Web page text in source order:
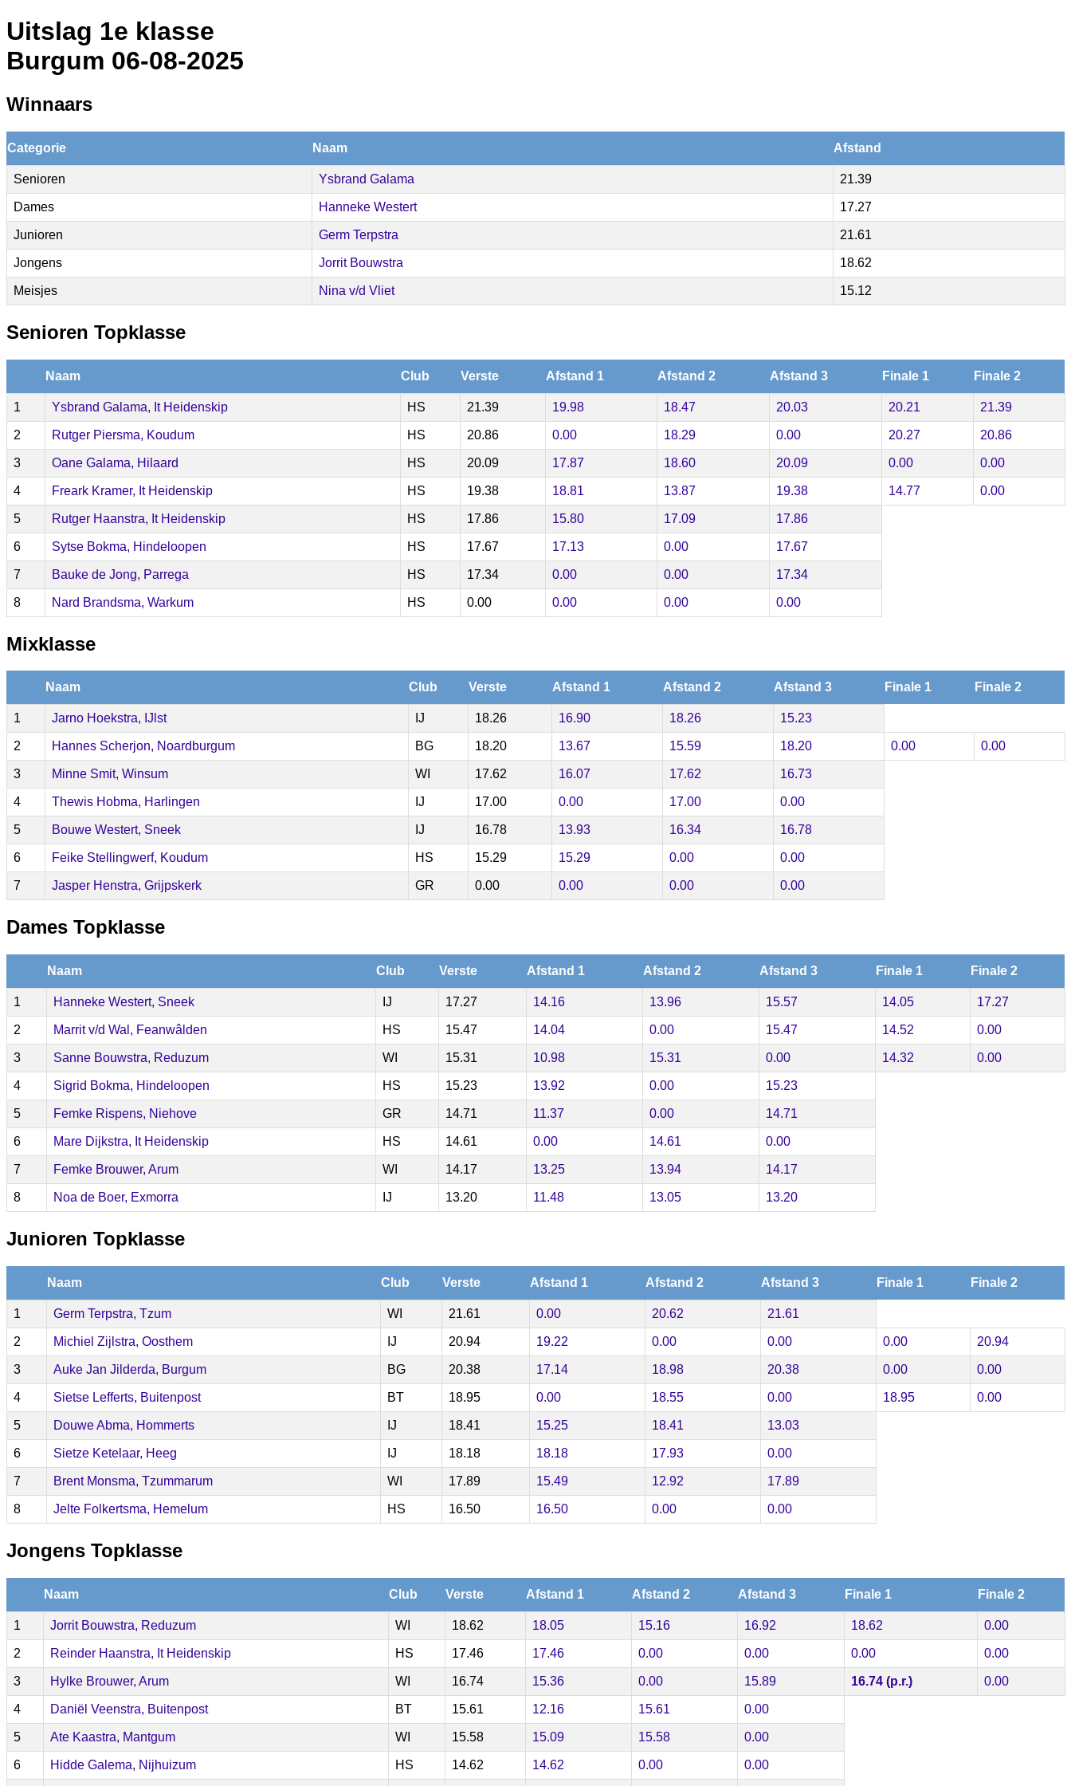
Uitslag 1e klasse
Burgum 06-08-2025
Winnaars
Categorie Naam Afstand
Senioren Ysbrand Galama 21.39
Dames Hanneke Westert 17.27
Junioren Germ Terpstra 21.61
Jongens Jorrit Bouwstra 18.62
Meisjes Nina v/d Vliet 15.12
Senioren Topklasse
Naam Club Verste Afstand 1 Afstand 2 Afstand 3 Finale 1 Finale 2
1 Ysbrand Galama, It Heidenskip HS 21.39 19.98 18.47 20.03 20.21 21.39
2 Rutger Piersma, Koudum HS 20.86 0.00 18.29 0.00 20.27 20.86
3 Oane Galama, Hilaard HS 20.09 17.87 18.60 20.09 0.00 0.00
4 Freark Kramer, It Heidenskip HS 19.38 18.81 13.87 19.38 14.77 0.00
5 Rutger Haanstra, It Heidenskip HS 17.86 15.80 17.09 17.86
6 Sytse Bokma, Hindeloopen HS 17.67 17.13 0.00 17.67
7 Bauke de Jong, Parrega HS 17.34 0.00 0.00 17.34
8 Nard Brandsma, Warkum HS 0.00 0.00 0.00 0.00
Mixklasse
Naam Club Verste Afstand 1 Afstand 2 Afstand 3 Finale 1 Finale 2
1 Jarno Hoekstra, IJlst IJ 18.26 16.90 18.26 15.23
2 Hannes Scherjon, Noardburgum BG 18.20 13.67 15.59 18.20 0.00 0.00
3 Minne Smit, Winsum WI 17.62 16.07 17.62 16.73
4 Thewis Hobma, Harlingen IJ 17.00 0.00 17.00 0.00
5 Bouwe Westert, Sneek IJ 16.78 13.93 16.34 16.78
6 Feike Stellingwerf, Koudum HS 15.29 15.29 0.00 0.00
7 Jasper Henstra, Grijpskerk GR 0.00 0.00 0.00 0.00
Dames Topklasse
Naam Club Verste Afstand 1 Afstand 2 Afstand 3 Finale 1 Finale 2
1 Hanneke Westert, Sneek IJ 17.27 14.16 13.96 15.57 14.05 17.27
2 Marrit v/d Wal, Feanwâlden HS 15.47 14.04 0.00 15.47 14.52 0.00
3 Sanne Bouwstra, Reduzum WI 15.31 10.98 15.31 0.00 14.32 0.00
4 Sigrid Bokma, Hindeloopen HS 15.23 13.92 0.00 15.23
5 Femke Rispens, Niehove GR 14.71 11.37 0.00 14.71
6 Mare Dijkstra, It Heidenskip HS 14.61 0.00 14.61 0.00
7 Femke Brouwer, Arum WI 14.17 13.25 13.94 14.17
8 Noa de Boer, Exmorra IJ 13.20 11.48 13.05 13.20
Junioren Topklasse
Naam Club Verste Afstand 1 Afstand 2 Afstand 3 Finale 1 Finale 2
1 Germ Terpstra, Tzum WI 21.61 0.00 20.62 21.61
2 Michiel Zijlstra, Oosthem IJ 20.94 19.22 0.00 0.00 0.00 20.94
3 Auke Jan Jilderda, Burgum BG 20.38 17.14 18.98 20.38 0.00 0.00
4 Sietse Lefferts, Buitenpost BT 18.95 0.00 18.55 0.00 18.95 0.00
5 Douwe Abma, Hommerts IJ 18.41 15.25 18.41 13.03
6 Sietze Ketelaar, Heeg IJ 18.18 18.18 17.93 0.00
7 Brent Monsma, Tzummarum WI 17.89 15.49 12.92 17.89
8 Jelte Folkertsma, Hemelum HS 16.50 16.50 0.00 0.00
Jongens Topklasse
Naam Club Verste Afstand 1 Afstand 2 Afstand 3 Finale 1 Finale 2
1 Jorrit Bouwstra, Reduzum WI 18.62 18.05 15.16 16.92 18.62 0.00
2 Reinder Haanstra, It Heidenskip HS 17.46 17.46 0.00 0.00 0.00 0.00
3 Hylke Brouwer, Arum WI 16.74 15.36 0.00 15.89 16.74 (p.r.) 0.00
4 Daniël Veenstra, Buitenpost BT 15.61 12.16 15.61 0.00
5 Ate Kaastra, Mantgum WI 15.58 15.09 15.58 0.00
6 Hidde Galema, Nijhuizum HS 14.62 14.62 0.00 0.00